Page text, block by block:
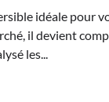
idéale pour
il devient
les...